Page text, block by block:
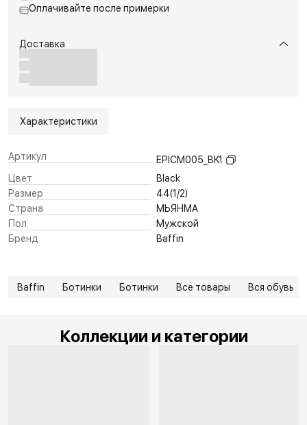
Оплачивайте после примерки
Доставка
Характеристики
Артикул
EPICM005_BK1
Цвет
Black
Размер
44(1/2)
Страна
МЬЯНМА
Пол
Мужской
Бренд
Baffin
Baffin Ботинки Ботинки Все товары Вся обувь
Коллекции и категории